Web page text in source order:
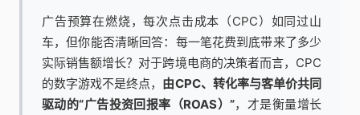
广告预算在燃烧，每次点击成本（CPC）如同过山
车，但你能否清晰回答：每一笔花费到底带来了多少
实际销售额增长？对于跨境电商的决策者而言，CPC
的数字游戏不是终点， 由CPC、转化率与客单价共同
驱动的“广告投资回报率（ROAS）”，才是衡量增长